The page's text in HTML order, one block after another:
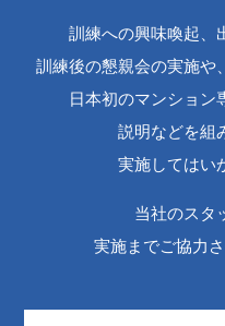
訓練への興味喚起、
訓練後の懇親会の実施や
日本初のマンション
説明などを組
実施してはい
当社のスタ
実施までご協力